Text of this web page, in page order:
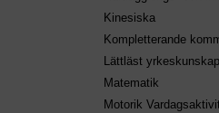
Kinesiska
Kompletterande
Lättläst yrkeskunskap
Matematik
Motorik